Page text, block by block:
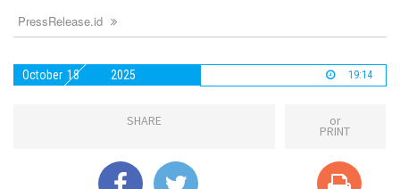
PressRelease.id
October 18 2025 19:14
SHARE or
PRINT